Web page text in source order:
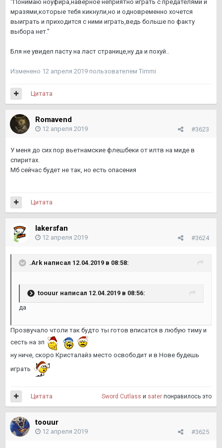
"Понимаю ноуфира,наверное неприятно играть с предателями и
мразями,которые тебя кикнули,но и одновременно хочется
выиграть и приходится с ними играть,ведь больше по факту
выбора нет."
Бля не увидел пасту на ласт странице,ну да и похуй..
Изменено 12 апреля 2019 пользователем Timmi
Цитата
Romavend
#3623
12 апреля 2019
У меня до сих пор вьетнамские флешбеки от илтв на миде в
спиритах.
Мб сейчас будет не так, но есть опасения
Цитата
lakersfan
#3624
12 апреля 2019
.Ark написал 12.04.2019 в 08:58:
toouur написал 12.04.2019 в 08:56:
да
Прозвучало чтоли так будто ты готов вписатся в любую тиму и
сесть на зп
ну ниче, скоро Кристалайз место освободит и в Нове будешь
играть
Sword Cutlass и sater понравилось это
Цитата
toouur
#3625
12 апреля 2019